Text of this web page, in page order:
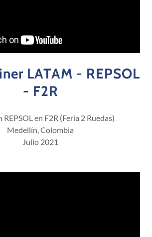
LATAM - REPSOL
- F2R
en F2R (Feria 2 Ruedas)
Medellín, Colombia
Julio 2021